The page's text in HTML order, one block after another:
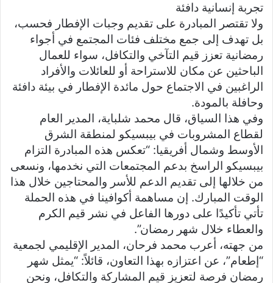
تجربة إنسانية دافئة
ولا تقتصر المبادرة على تقديم وجبات الإفطار فحسب،
بل تهدف إلى جمع مختلف فئات المجتمع في أجواء
رمضانية تعزز قيم التآخي والتكافل، سواء للعمال
الباحثين عن مكان للاستراحة أو للعائلات والأفراد
الراغبين في الاجتماع حول مائدة الإفطار في بيئة دافئة
وحافلة بالمودة.
وفي هذا السياق، قال محمد شلباية، المدير العام
لقطاع المشروبات في بيبسيكو لمنطقة الشرق
الأوسط وشمال أفريقيا: “تعكس هذه المبادرة التزام
بيبسيكو الراسخ بدعم المجتمعات التي نخدمها، ونسعى
من خلالها إلى تقديم الدعم للأسر والمحتاجين خلال هذا
الوقت المبارك. إن مساهمة أكوافينا في هذه الحملة
تأتي تأكيدًا على دورها الفاعل في نشر قيم الكرم
والعطاء خلال شهر رمضان”.
من جهته، أعرب محمد فرحان، المدير الإقليمي لجمعية
“إطعام”، عن اعتزازه بهذا التعاون، قائلاً: “يمثل شهر
رمضان فرصة لتعزيز قيم المشاركة والتكافل، ونحن